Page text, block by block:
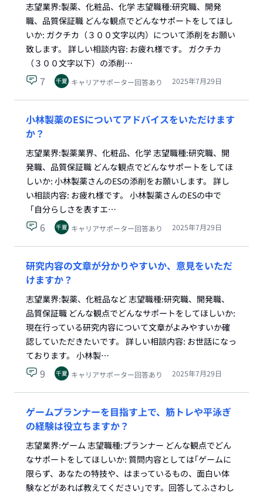
志望業界:製薬、化粧品、化学 志望職種:研究職、開発
職、品質保証職 どんな観点でどんなサポートをしてほし
いか: ガクチカ（３００文字以内）について添削をお願い
致します。 詳しい相談内容: お疲れ様です。 ガクチカ
（３００文字以下）の添削…
7 キャリアサポーター回答あり 2025年7月29日
小林製薬のESについてアドバイスをいただけます
か？
志望業界:製薬業界、化粧品、化学 志望職種:研究職、開
発職、品質保証職 どんな観点でどんなサポートをしてほ
しいか: 小林製薬さんのESの添削をお願いします。 詳し
い相談内容: お疲れ様です。 小林製薬さんのESの中で
「自分らしさを表すエ…
6 キャリアサポーター回答あり 2025年7月29日
研究内容の文章が分かりやすいか、意見をいただ
けますか？
志望業界:製薬、化粧品など 志望職種:研究職、開発職、
品質保証職 どんな観点でどんなサポートをしてほしいか:
現在行っている研究内容について文章がよみやすいか確
認していただきたいです。 詳しい相談内容: お世話になっ
ております。 小林製…
9 キャリアサポーター回答あり 2025年7月29日
ゲームプランナーを目指す上で、筋トレや平泳ぎ
の経験は役立ちますか？
志望業界:ゲーム 志望職種:プランナー どんな観点でどん
なサポートをしてほしいか: 質問内容としては｢ゲームに
限らず、あなたの特技や、はまっているもの、面白い体
験などがあれば教えてください｣です。回答してふさわし